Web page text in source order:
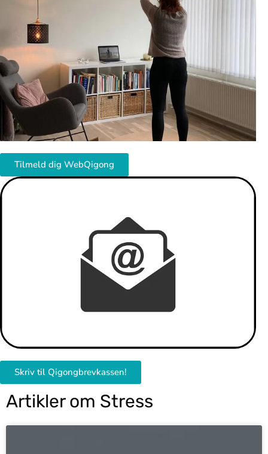
Tilmeld dig WebQigong
Skriv til Qigongbrevkassen!
Artikler om Stress